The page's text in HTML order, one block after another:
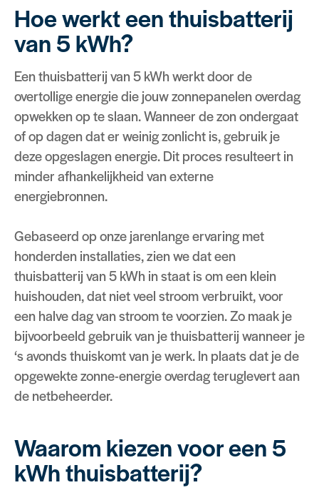
Hoe werkt een thuisbatterij
van 5 kWh?
Een thuisbatterij van 5 kWh werkt door de
overtollige energie die jouw zonnepanelen overdag
opwekken op te slaan. Wanneer de zon ondergaat
of op dagen dat er weinig zonlicht is, gebruik je
deze opgeslagen energie. Dit proces resulteert in
minder afhankelijkheid van externe
energiebronnen.
Gebaseerd op onze jarenlange ervaring met
honderden installaties, zien we dat een
thuisbatterij van 5 kWh in staat is om een klein
huishouden, dat niet veel stroom verbruikt, voor
een halve dag van stroom te voorzien. Zo maak je
bijvoorbeeld gebruik van je thuisbatterij wanneer je
‘s avonds thuiskomt van je werk. In plaats dat je de
opgewekte zonne-energie overdag teruglevert aan
de netbeheerder.
Waarom kiezen voor een 5
kWh thuisbatterij?